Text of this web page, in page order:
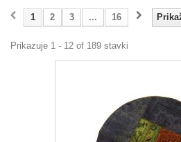
1 2 3 ... 16
Prikazuje 1 - 12 of 189 stavki